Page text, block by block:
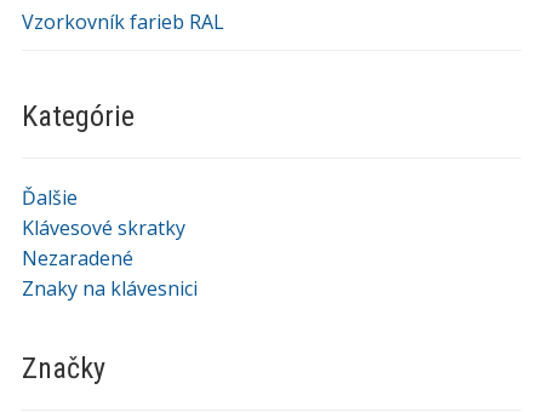
Vzorkovník farieb RAL
Kategórie
Ďalšie
Klávesové skratky
Nezaradené
Znaky na klávesnici
Značky